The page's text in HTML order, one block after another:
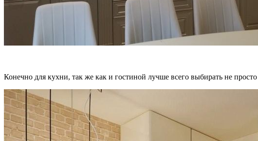
Конечно для кухни, так же как и гостиной лучше всего выбирать не